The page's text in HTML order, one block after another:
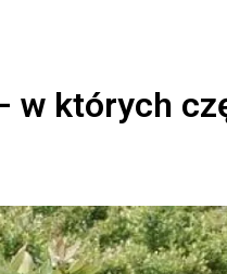
w których